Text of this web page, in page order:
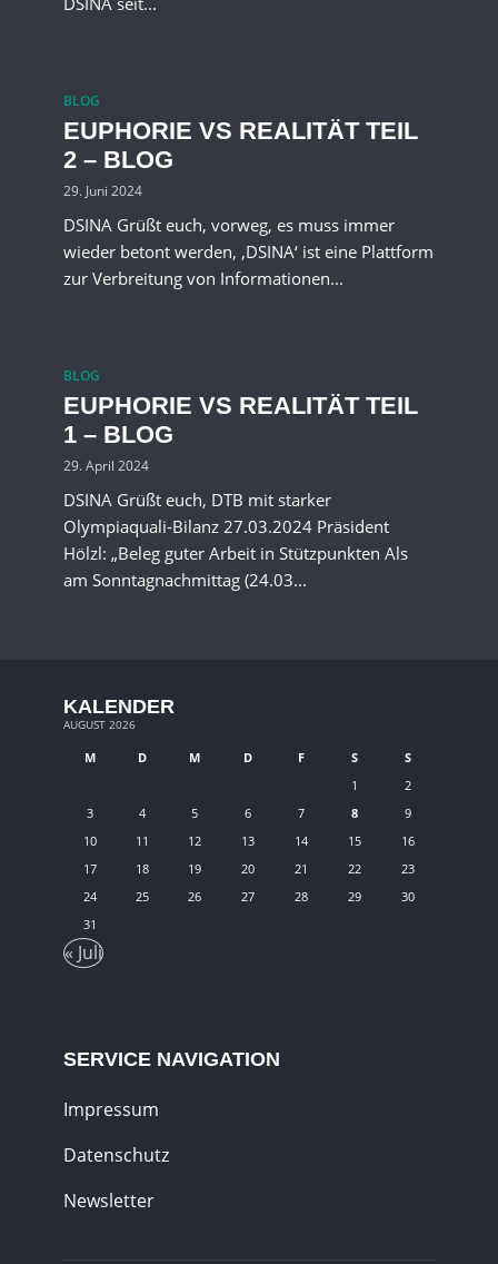
BLOG
EUPHORIE VS REALITÄT TEIL
2 – BLOG
29. Juni 2024
DSINA Grüßt euch, vorweg, es muss immer
wieder betont werden, ‚DSINA‘ ist eine Plattform
zur Verbreitung von Informationen...
BLOG
EUPHORIE VS REALITÄT TEIL
1 – BLOG
29. April 2024
DSINA Grüßt euch, DTB mit starker
Olympiaquali-Bilanz 27.03.2024 Präsident
Hölzl: „Beleg guter Arbeit in Stützpunkten Als
am Sonntagnachmittag (24.03...
KALENDER
AUGUST 2026
M D M D F S
S
1
2
3
4 5 6 7 8
9
10
11 12 13 14 15
16
17
18 19 20 21 22
23
24
25 26 27 28 29
30
31
« Juli
SERVICE NAVIGATION
Impressum
Datenschutz
Newsletter